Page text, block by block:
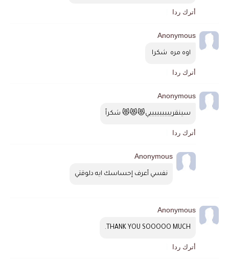
أترك ردا
Anonymous
اوه مره  شكرا
أترك ردا
Anonymous
سينقريييييييييي😻😻😻 شكراً
أترك ردا
Anonymous
نفسي أعرف إحساسك ايه دلوقتي
Anonymous
THANK YOU SOOOOO MUCH.
أترك ردا